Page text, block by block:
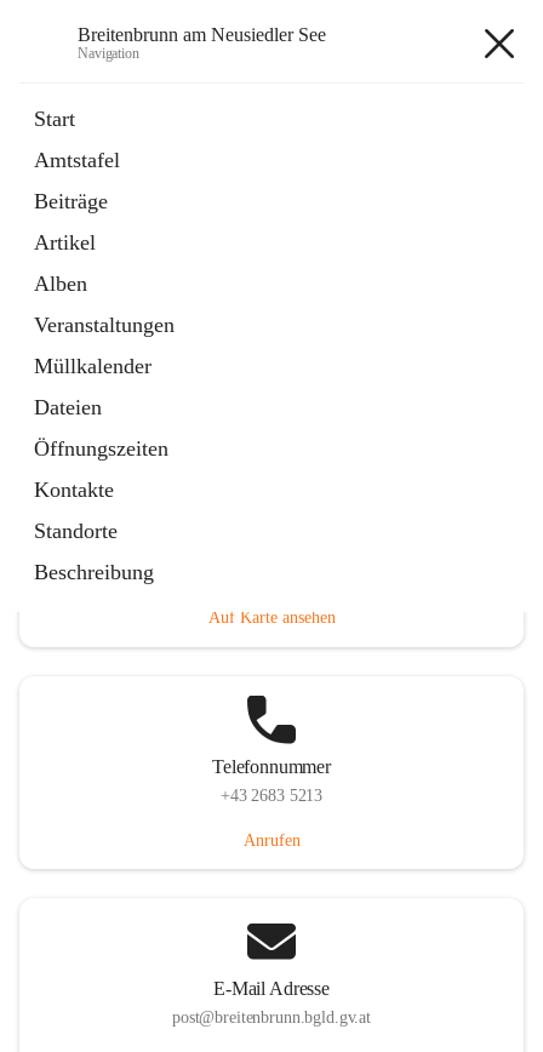
Breitenbrunn am Neusiedler See
Navigation
Start
Amtstafel
Beiträge
Artikel
Alben
Veranstaltungen
Müllkalender
Dateien
Öffnungszeiten
Kontakte
Standorte
Beschreibung
18 Schnellzugriffe
Gemeindeservice
Auf Karte ansehen
Telefonnummer
+43 2683 5213
Anrufen
E-Mail Adresse
post@breitenbrunn.bgld.gv.at